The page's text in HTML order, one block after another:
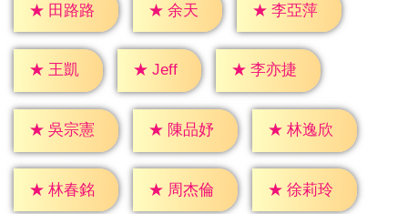
★ 田路路 ★ 余天 ★ 李亞萍
★ 王凱 ★ Jeff ★ 李亦捷
★ 吳宗憲 ★ 陳品妤 ★ 林逸欣
★ 林春銘 ★ 周杰倫 ★ 徐莉玲